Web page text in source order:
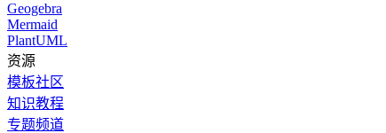
Geogebra
Mermaid
PlantUML
资源
模板社区
知识教程
专题频道